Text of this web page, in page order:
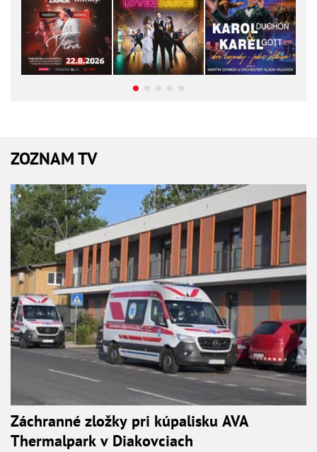
ZOZNAM TV
Záchranné zložky pri kúpalisku AVA
Thermalpark v Diakovciach